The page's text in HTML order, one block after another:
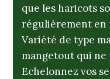
que les haricots
régulièrement en
Variété de type
mangetout qui ne
Echelonnez vos